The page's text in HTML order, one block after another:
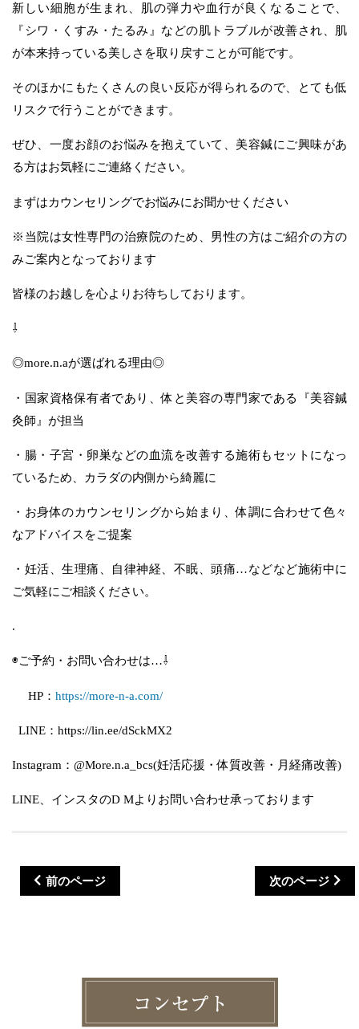
新しい細胞が生まれ、肌の弾力や血行が良くなることで、
『シワ・くすみ・たるみ』などの肌トラブルが改善され、肌
が本来持っている美しさを取り戻すことが可能です。
そのほかにもたくさんの良い反応が得られるので、とても低
リスクで行うことができます。
ぜひ、一度お顔のお悩みを抱えていて、美容鍼にご興味があ
る方はお気軽にご連絡ください。
まずはカウンセリングでお悩みにお聞かせください
※当院は女性専門の治療院のため、男性の方はご紹介の方の
みご案内となっております
皆様のお越しを心よりお待ちしております。
⇩
◎more.n.aが選ばれる理由◎
・国家資格保有者であり、体と美容の専門家である『美容鍼
灸師』が担当
・腸・子宮・卵巣などの血流を改善する施術もセットになっ
ているため、カラダの内側から綺麗に
・お身体のカウンセリングから始まり、体調に合わせて色々
なアドバイスをご提案
・妊活、生理痛、自律神経、不眠、頭痛…などなど施術中に
ご気軽にご相談ください。
.
◉ご予約・お問い合わせは…⇩
HP： https://more-n-a.com/
LINE：https://lin.ee/dSckMX2
Instagram：@More.n.a_bcs(妊活応援・体質改善・月経痛改善)
LINE、インスタのD Mよりお問い合わせ承っております
前のページ 次のページ